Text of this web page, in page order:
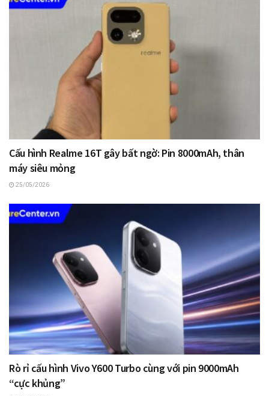
Cấu hình Realme 16T gây bất ngờ: Pin 8000mAh, thân
máy siêu mỏng
25/05/2026
Rò rỉ cấu hình Vivo Y600 Turbo cùng với pin 9000mAh
“cực khủng”